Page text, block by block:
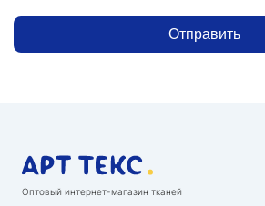
Отправить
Оптовый интернет-магазин тканей